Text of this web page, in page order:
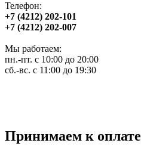
Телефон:
+7 (4212) 202-101
+7 (4212) 202-007
Мы работаем:
пн.-пт. с 10:00 до 20:00
сб.-вс. с 11:00 до 19:30
Принимаем к оплате